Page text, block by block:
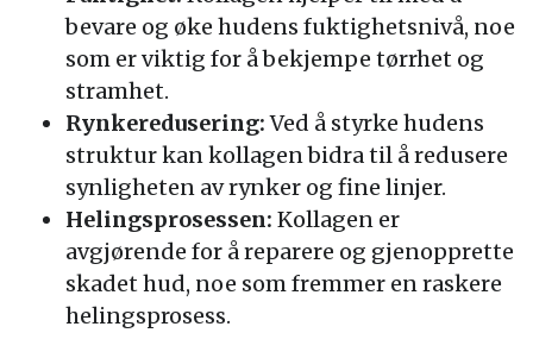
bevare og øke hudens fuktighetsnivå, noe
som er viktig for å bekjempe tørrhet og
stramhet.
Rynkeredusering:Ved å styrke hudens
struktur kan kollagen bidra til å redusere
synligheten av rynker og fine linjer.
Helingsprosessen: Kollagen er
avgjørende for å reparere og gjenopprette
skadet hud, noe som fremmer en raskere
helingsprosess.